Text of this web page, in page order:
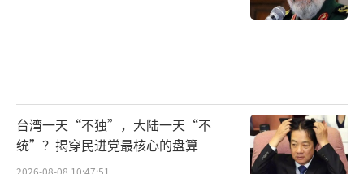
台湾一天“不独”，大陆一天“不
统”？揭穿民进党最核心的盘算
2026-08-08 10:47:51